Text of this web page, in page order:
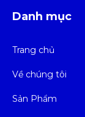
Danh mục
Trang chủ
Về chúng tôi
Sản Phẩm